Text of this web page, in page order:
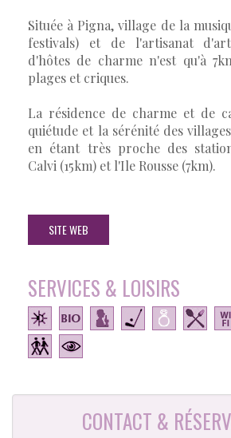
Située à Pigna, village de la
festivals) et de l'artisanat
d'hôtes de charme n'est qu'à
plages et criques.
La résidence de charme et de
quiétude et la sérénité des
en étant très proche des
Calvi (15km) et l'Ile Rousse (7km).
SITE WEB
SERVICES & LOISIRS
CONTACT &